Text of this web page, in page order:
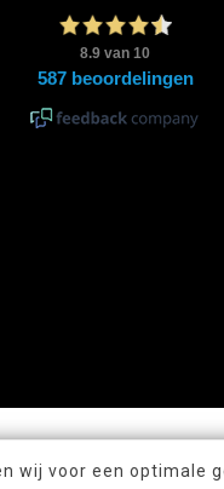
wij voor een